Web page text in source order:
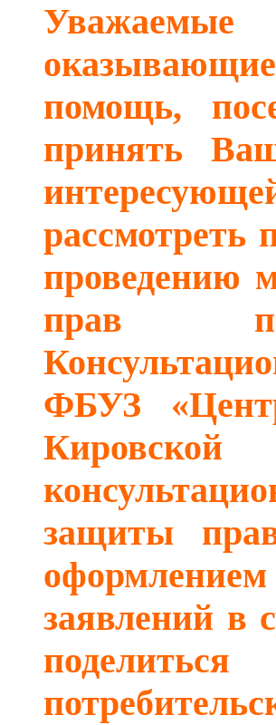
Уважаемые
помощь,
принять
рассмотреть
проведению
прав
ФБУЗ
защиты
заявлений в